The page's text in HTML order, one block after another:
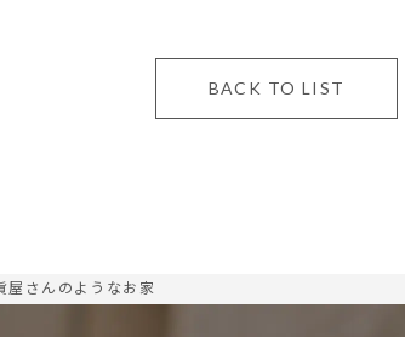
BACK TO LIST
屋さんのようなお家